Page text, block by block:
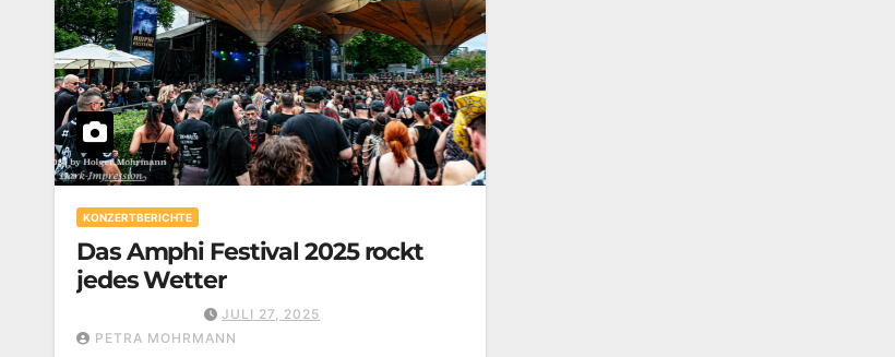
KONZERTBERICHTE
Das Amphi Festival 2025 rockt
jedes Wetter
JULI 27, 2025
PETRA MOHRMANN